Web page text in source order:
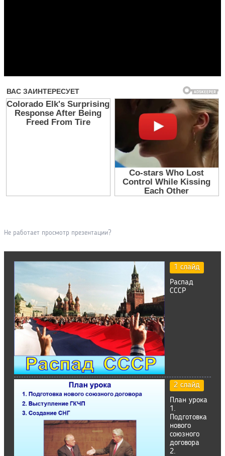
Не работает просмотр презентации?
1 слайд
Распад
СССР
2 слайд
План урока
1.
Подготовка
нового
союзного
договора
2.